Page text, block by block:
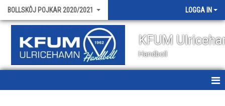
BOLLSKÔJ POJKAR 2020/2021 LOGGA IN
KFUM
Handboll